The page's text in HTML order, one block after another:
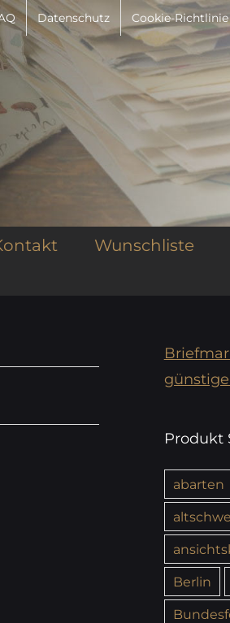
Datenschutz Cookie-Richtlinie
Wunschliste
Produkt
abarten
Berlin